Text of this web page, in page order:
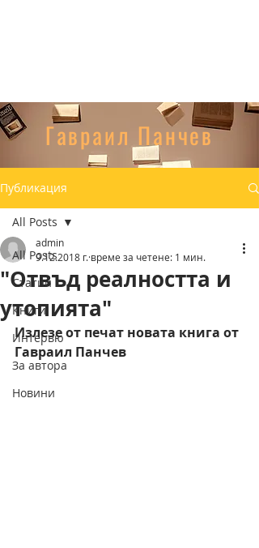
Гавраил Панчев
Публикация
All Posts
Статии
Книги
Интервю
За автора
Новини
All Posts
"Отвъд реалността и
утопията"
admin
9.12.2018 г. време за четене: 1 мин.
Излезе от печат новата книга от
Гавраил Панчев